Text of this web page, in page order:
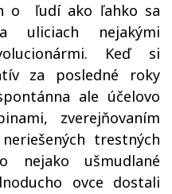
o ľudí ako ľahko sa
uliciach nejakými
Keď si
za posledné roky
ale účelovo
zverejňovaním
trestných
ušmudlané
ovce dostali